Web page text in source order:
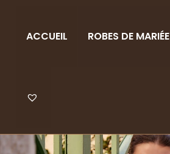
ACCUEIL ROBES DE MARIÉE